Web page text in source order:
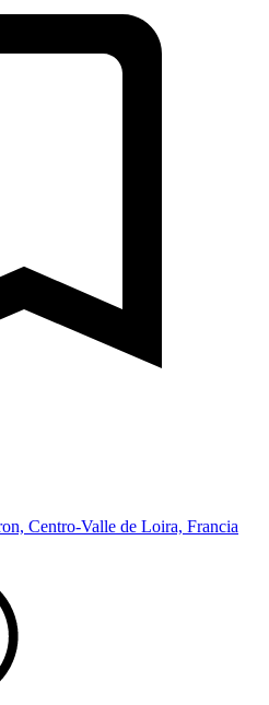
Centro-Valle de Loira, Francia